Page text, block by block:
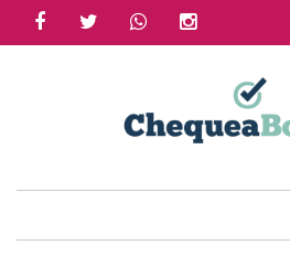
facebooktwitter whatsapp